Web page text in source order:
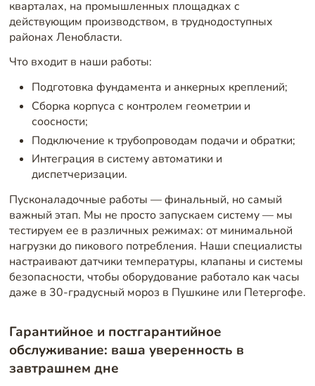
кварталах, на промышленных площадках с
действующим производством, в труднодоступных
районах Ленобласти.
Что входит в наши работы:
Подготовка фундамента и анкерных креплений;
Сборка корпуса с контролем геометрии и
соосности;
Подключение к трубопроводам подачи и обратки;
Интеграция в систему автоматики и
диспетчеризации.
Пусконаладочные работы — финальный, но самый
важный этап. Мы не просто запускаем систему — мы
тестируем ее в различных режимах: от минимальной
нагрузки до пикового потребления. Наши специалисты
настраивают датчики температуры, клапаны и системы
безопасности, чтобы оборудование работало как часы
даже в 30-градусный мороз в Пушкине или Петергофе.
Гарантийное и постгарантийное
обслуживание: ваша уверенность в
завтрашнем дне